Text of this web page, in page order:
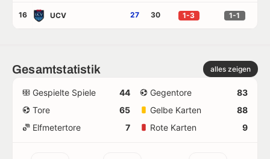
16 UCV 27 30 1-3 1-1
Gesamtstatistik alles zeigen
Gespielte Spiele 44 Gegentore
83
Tore
65 Gelbe Karten
88
Elfmetertore
7 Rote Karten 9